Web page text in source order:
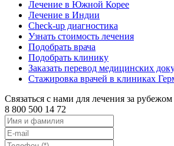
Лечение в Южной Корее
Лечение в Индии
Check-up диагностика
Узнать стоимость лечения
Подобрать врача
Подобрать клинику
Заказать перевод медицинских
Стажировка врачей в клиниках
Связаться с нами для лечения за рубежом
8 800 500 14 72